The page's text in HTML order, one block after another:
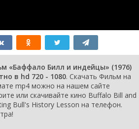
«Баффало Билл и индейцы» (1976)
в hd 720 - 1080. Скачать Фильм на
mp4 можно на нашем сайте
или скачивайте кино Buffalo Bill and
Bull's History Lesson на телефон.